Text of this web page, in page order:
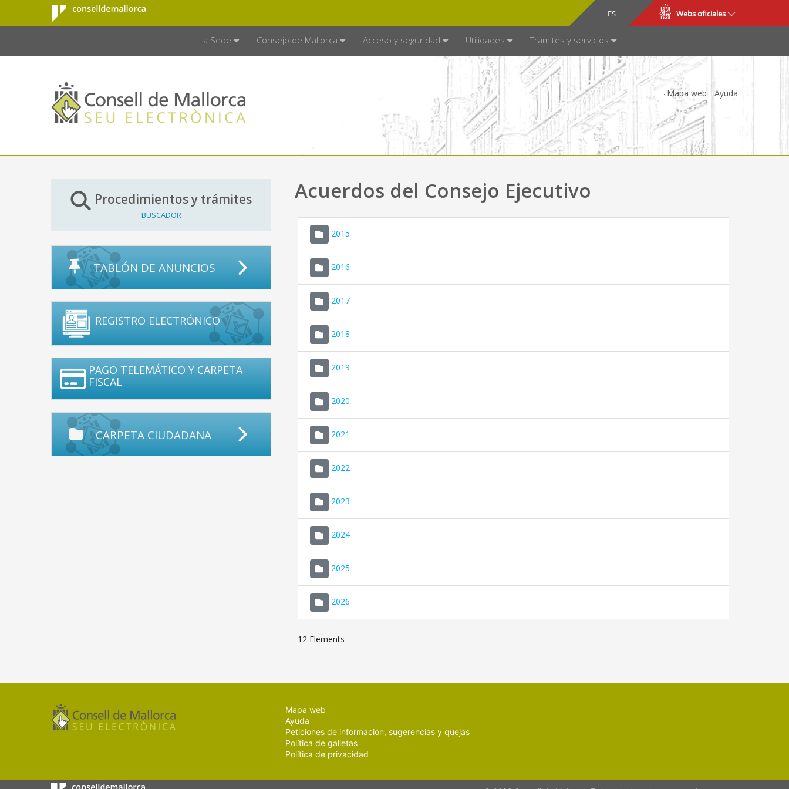
Saltar al contenido principal
Consell de
Mallorca
ES
CA Webs oficiales
La Sede Consejo de Mallorca Acceso y seguridad Utilidades Trámites y servicios
Mapa web Ayuda
Procedimientos y trámites
BUSCADOR
TABLÓN DE ANUNCIOS
REGISTRO ELECTRÓNICO
PAGO TELEMÁTICO Y CARPETA
FISCAL
CARPETA CIUDADANA
Acuerdos del Consejo Ejecutivo
2015
2016
2017
2018
2019
2020
2021
2022
2023
2024
2025
2026
12 Elements
Mapa web
Ayuda
Peticiones de información, sugerencias y quejas
Política de galletas
Política de privacidad